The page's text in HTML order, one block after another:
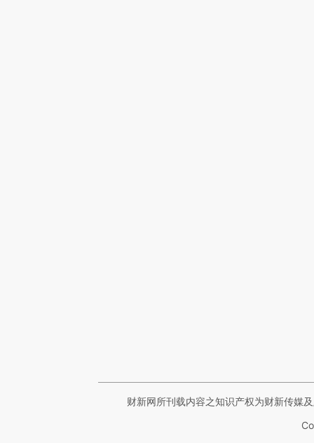
财新网所刊载内容之知识产权为财新传媒